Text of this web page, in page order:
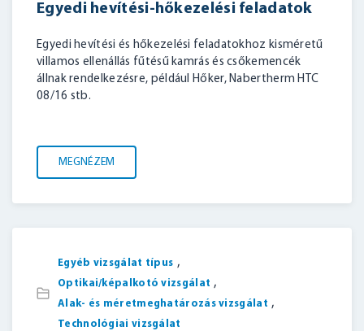
Egyedi hevítési-hőkezelési feladatok
Egyedi hevítési és hőkezelési feladatokhoz kisméretű
villamos ellenállás fűtésű kamrás és csőkemencék
állnak rendelkezésre, például Hőker, Nabertherm HTC
08/16 stb.
MEGNÉZEM
Egyéb vizsgálat típus ,
Optikai/képalkotó vizsgálat ,
Alak- és méretmeghatározás vizsgálat ,
Technológiai vizsgálat